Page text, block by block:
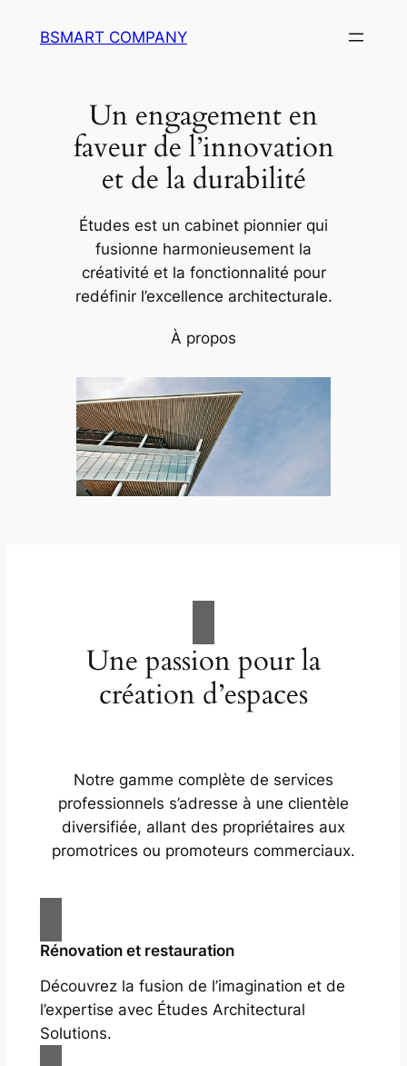
BSMART COMPANY
Un engagement en
faveur de l’innovation
et de la durabilité
Études est un cabinet pionnier qui
fusionne harmonieusement la
créativité et la fonctionnalité pour
redéfinir l’excellence architecturale.
À propos
Une passion pour la
création d’espaces
Notre gamme complète de services
professionnels s’adresse à une clientèle
diversifiée, allant des propriétaires aux
promotrices ou promoteurs commerciaux.
Rénovation et restauration
Découvrez la fusion de l’imagination et de
l’expertise avec Études Architectural
Solutions.